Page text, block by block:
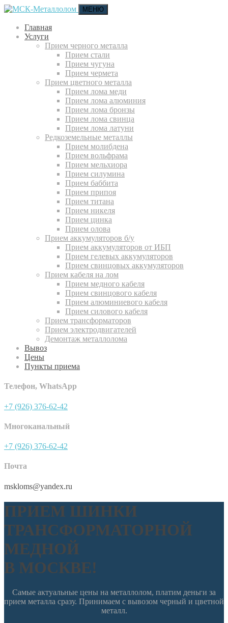
МЕНЮ
Главная
Услуги
Прием черного металла
Прием стали
Прием чугуна
Прием чермета
Прием цветного металла
Прием лома меди
Прием лома алюминия
Прием лома бронзы
Прием лома свинца
Прием лома латуни
Редкоземельные металлы
Прием молибдена
Прием вольфрама
Прием мельхиора
Прием силумина
Прием баббита
Прием припоя
Прием титана
Прием никеля
Прием цинка
Прием олова
Прием аккумуляторов б/у
Прием аккумуляторов от ИБП
Прием гелевых аккумуляторов
Прием свинцовых аккумуляторов
Прием кабеля на лом
Прием медного кабеля
Прием свинцового кабеля
Прием алюминиевого кабеля
Прием силового кабеля
Прием трансформаторов
Прием электродвигателей
Демонтаж металлолома
Вывоз
Цены
Пункты приема
Телефон, WhatsApp
+7 (926) 376-62-42
Многоканальный
+7 (926) 376-62-42
Почта
mskloms@yandex.ru
ПРИЕМ ШИНКИ
ТРАНСФОРМАТОРНОЙ
МЕДНОЙ
В МОСКВЕ!
Самые актуальные цены на металлолом, платим деньги за
прием металла сразу. Принимаем с вывозом черный и цветной
металл.